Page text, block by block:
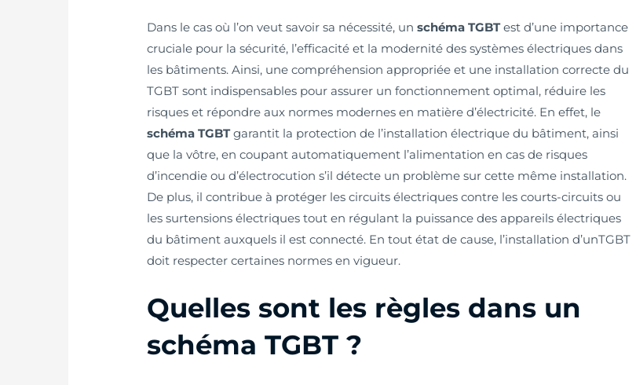
Dans le cas où l’on veut savoir sa nécessité, un schéma TGBTest d’une importance
cruciale pour la sécurité, l’efficacité et la modernité des systèmes électriques dans
les bâtiments. Ainsi, une compréhension appropriée et une installation correcte du
TGBT sont indispensables pour assurer un fonctionnement optimal, réduire les
risques et répondre aux normes modernes en matière d’électricité. En effet, le
schéma TGBTgarantit la protection de l’installation électrique du bâtiment, ainsi
que la vôtre, en coupant automatiquement l’alimentation en cas de risques
d’incendie ou d’électrocution s’il détecte un problème sur cette même installation.
De plus, il contribue à protéger les circuits électriques contre les courts-circuits ou
les surtensions électriques tout en régulant la puissance des appareils électriques
du bâtiment auxquels il est connecté. En tout état de cause, l’installation d’unTGBT
doit respecter certaines normes en vigueur.
Quelles sont les règles dans un
schéma TGBT ?